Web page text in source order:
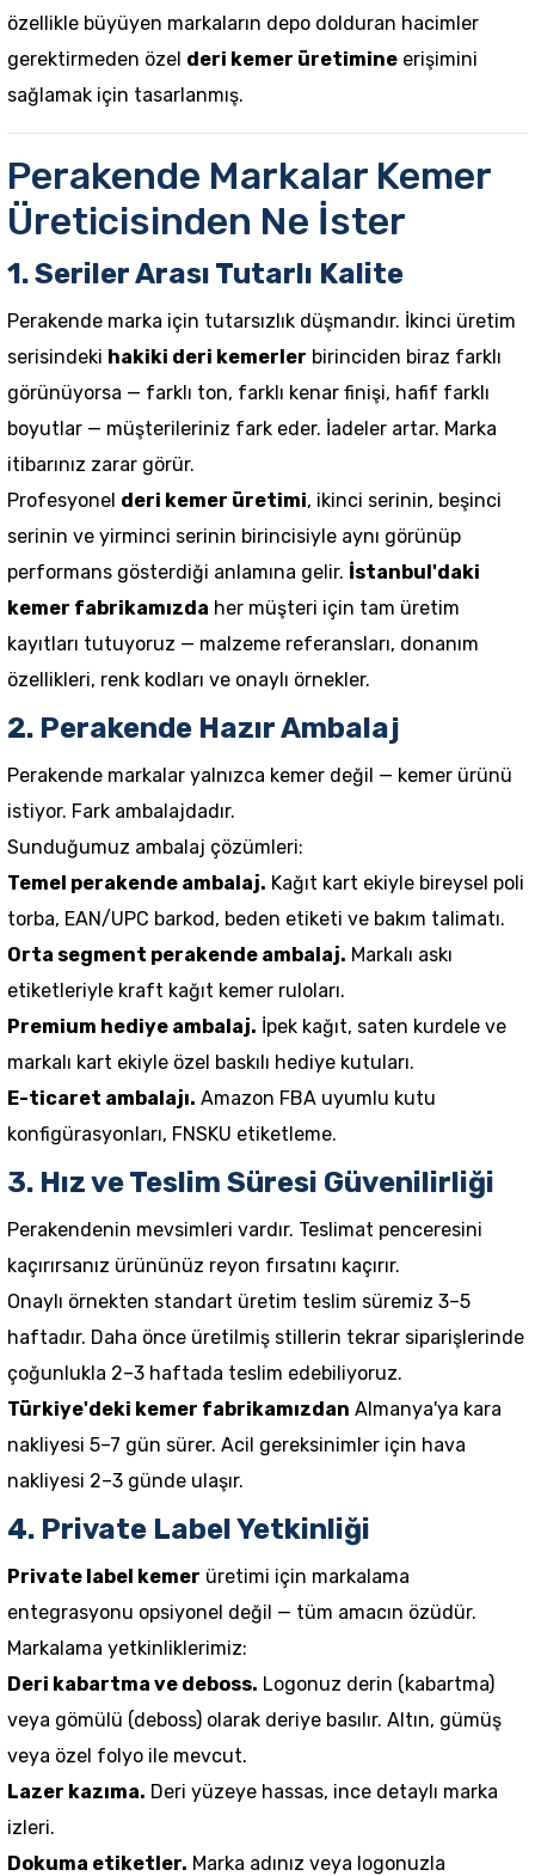
özellikle büyüyen markaların depo dolduran hacimler
gerektirmeden özel deri kemer üretimine erişimini
sağlamak için tasarlanmış.
Perakende Markalar Kemer
Üreticisinden Ne İster
1. Seriler Arası Tutarlı Kalite
Perakende marka için tutarsızlık düşmandır. İkinci üretim
serisindeki hakiki deri kemerler birinciden biraz farklı
görünüyorsa — farklı ton, farklı kenar finişi, hafif farklı
boyutlar — müşterileriniz fark eder. İadeler artar. Marka
itibarınız zarar görür.
Profesyonel deri kemer üretimi, ikinci serinin, beşinci
serinin ve yirminci serinin birincisiyle aynı görünüp
performans gösterdiği anlamına gelir. İstanbul'daki
kemer fabrikamızda her müşteri için tam üretim
kayıtları tutuyoruz — malzeme referansları, donanım
özellikleri, renk kodları ve onaylı örnekler.
2. Perakende Hazır Ambalaj
Perakende markalar yalnızca kemer değil — kemer ürünü
istiyor. Fark ambalajdadır.
Sunduğumuz ambalaj çözümleri:
Temel perakende ambalaj. Kağıt kart ekiyle bireysel poli
torba, EAN/UPC barkod, beden etiketi ve bakım talimatı.
Orta segment perakende ambalaj. Markalı askı
etiketleriyle kraft kağıt kemer ruloları.
Premium hediye ambalaj. İpek kağıt, saten kurdele ve
markalı kart ekiyle özel baskılı hediye kutuları.
E-ticaret ambalajı. Amazon FBA uyumlu kutu
konfigürasyonları, FNSKU etiketleme.
3. Hız ve Teslim Süresi Güvenilirliği
Perakendenin mevsimleri vardır. Teslimat penceresini
kaçırırsanız ürününüz reyon fırsatını kaçırır.
Onaylı örnekten standart üretim teslim süremiz 3–5
haftadır. Daha önce üretilmiş stillerin tekrar siparişlerinde
çoğunlukla 2–3 haftada teslim edebiliyoruz.
Türkiye'deki kemer fabrikamızdan Almanya'ya kara
nakliyesi 5–7 gün sürer. Acil gereksinimler için hava
nakliyesi 2–3 günde ulaşır.
4. Private Label Yetkinliği
Private label kemer üretimi için markalama
entegrasyonu opsiyonel değil — tüm amacın özüdür.
Markalama yetkinliklerimiz:
Deri kabartma ve deboss. Logonuz derin (kabartma)
veya gömülü (deboss) olarak deriye basılır. Altın, gümüş
veya özel folyo ile mevcut.
Lazer kazıma. Deri yüzeye hassas, ince detaylı marka
izleri.
Dokuma etiketler. Marka adınız veya logonuzla